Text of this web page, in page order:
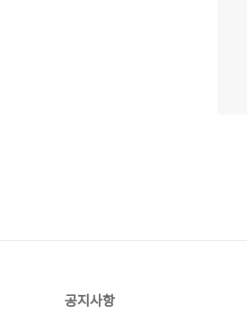
공지사항